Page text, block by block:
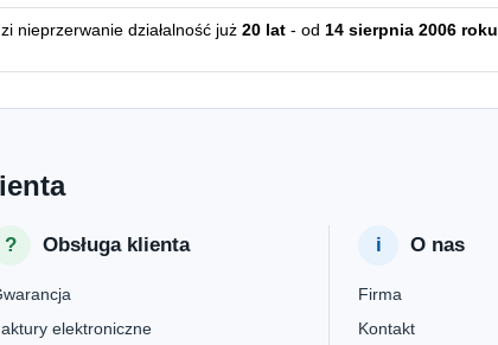
nieprzerwanie działalność już 20 lat - od 14 sierpnia 2006 roku
Obsługa klienta
elektroniczne
O nas
Firma
Kontakt